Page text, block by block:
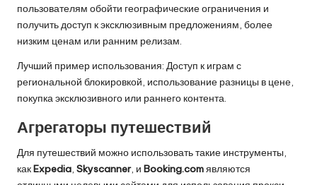
пользователям обойти географические ограничения и
получить доступ к эксклюзивным предложениям, более
низким ценам или ранним релизам.
Лучший пример использования: Доступ к играм с
региональной блокировкой, использование разницы в цене,
покупка эксклюзивного или раннего контента.
Агрегаторы путешествий
Для путешествий можно использовать такие инструменты,
какExpedia, Skyscanner, и Booking.comявляются